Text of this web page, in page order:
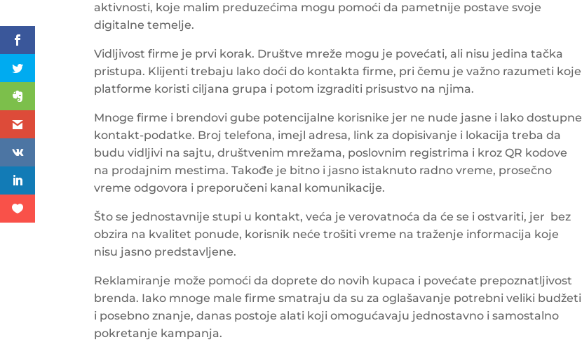
aktivnosti, koje malim preduzećima mogu pomoći da pametnije postave svoje
digitalne temelje.
Vidljivost firme je prvi korak. Društve mreže mogu je povećati, ali nisu jedina tačka
pristupa. Klijenti trebaju lako doći do kontakta firme, pri čemu je važno razumeti koje
platforme koristi ciljana grupa i potom izgraditi prisustvo na njima.
Mnoge firme i brendovi gube potencijalne korisnike jer ne nude jasne i lako dostupne
kontakt-podatke. Broj telefona, imejl adresa, link za dopisivanje i lokacija treba da
budu vidljivi na sajtu, društvenim mrežama, poslovnim registrima i kroz QR kodove
na prodajnim mestima. Takođe je bitno i jasno istaknuto radno vreme, prosečno
vreme odgovora i preporučeni kanal komunikacije.
Što se jednostavnije stupi u kontakt, veća je verovatnoća da će se i ostvariti, jer bez
obzira na kvalitet ponude, korisnik neće trošiti vreme na traženje informacija koje
nisu jasno predstavljene.
Reklamiranje može pomoći da doprete do novih kupaca i povećate prepoznatljivost
brenda. Iako mnoge male firme smatraju da su za oglašavanje potrebni veliki budžeti
i posebno znanje, danas postoje alati koji omogućavaju jednostavno i samostalno
pokretanje kampanja.